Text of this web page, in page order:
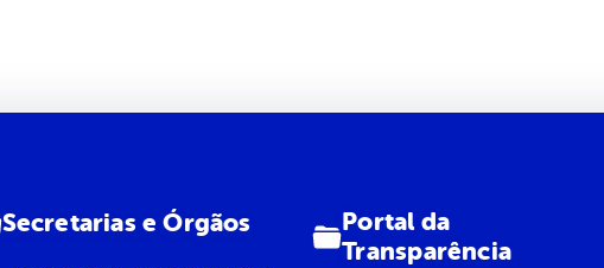
Secretarias e Órgãos
Portal da
Transparência